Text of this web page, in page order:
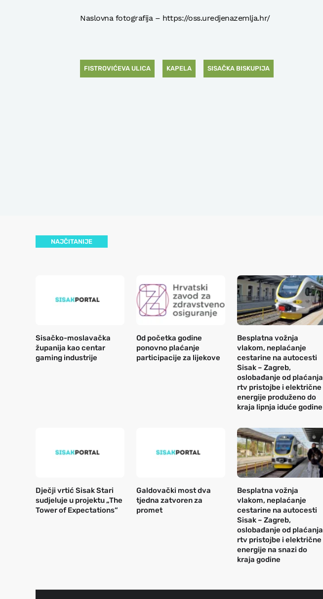
Naslovna fotografija – https://oss.uredjenazemlja.hr/
FISTROVIĆEVA ULICA KAPELA SISAČKA BISKUPIJA
NAJČITANIJE
Sisačko-moslavačka
županija kao centar
gaming industrije
Od početka godine
ponovno plaćanje
participacije za lijekove
Besplatna vožnja
vlakom, neplaćanje
cestarine na autocesti
Sisak – Zagreb,
oslobađanje od plaćanja
rtv pristojbe i električne
energije produženo do
kraja lipnja iduće godine
Dječji vrtić Sisak Stari
sudjeluje u projektu „The
Tower of Expectations“
Galdovački most dva
tjedna zatvoren za
promet
Besplatna vožnja
vlakom, neplaćanje
cestarine na autocesti
Sisak – Zagreb,
oslobađanje od plaćanja
rtv pristojbe i električne
energije na snazi do
kraja godine